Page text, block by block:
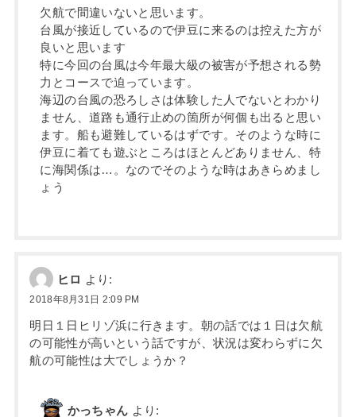
欠航で間違いないと思います。
台風が接近しているので伊豆に来るのは控えた方が
良いと思います
特に今回の台風は今年最大級の被害が予想される勢
力とコースで迫っています。
海辺の台風の恐ろしさは体験した人でないとわかり
ません、道路も通行止めの箇所が何個も出ると思い
ます。船も避難しているはずです。そのような時に
伊豆に着ても遊ぶところはほとんどありません、特
に海関係は…。なのでそのような時はあきらめまし
ょう
ヒロ より:
2018年8月31日 2:09 PM
明日１日ヒリゾ浜に行きます。朝の話では１日は欠航
の可能性が高いという話ですが、状況は変わらずに欠
航の可能性は大でしょうか？
かっちゃん より: